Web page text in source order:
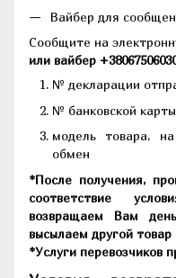
Вайбер для
Сообщите на
или вайбер
№ декларации
№ банковской
модель товара,
обмен
*После получения,
соответствие
возвращаем Вам
высылаем другой
*Услуги перевозчиков